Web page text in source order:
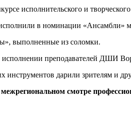
исполни­тельского и
в но­минации «Ансамбли»
выполненные из соломки.
препо­давателей ДШИ
да­рили зрителям и
смотре